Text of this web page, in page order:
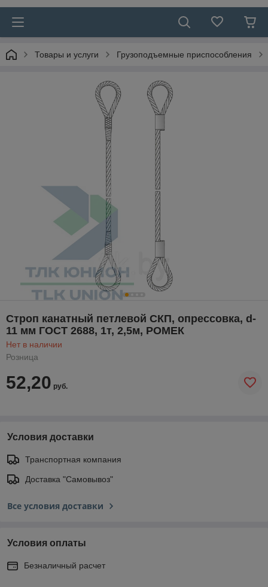
Товары и услуги Грузоподъемные приспособления
Строп канатный петлевой СКП, опрессовка, d-
11 мм ГОСТ 2688, 1т, 2,5м, РОМЕК
Нет в наличии
Розница
52,20 руб.
Условия доставки
Транспортная компания
Доставка "Самовывоз"
Все условия доставки
Условия оплаты
Безналичный расчет